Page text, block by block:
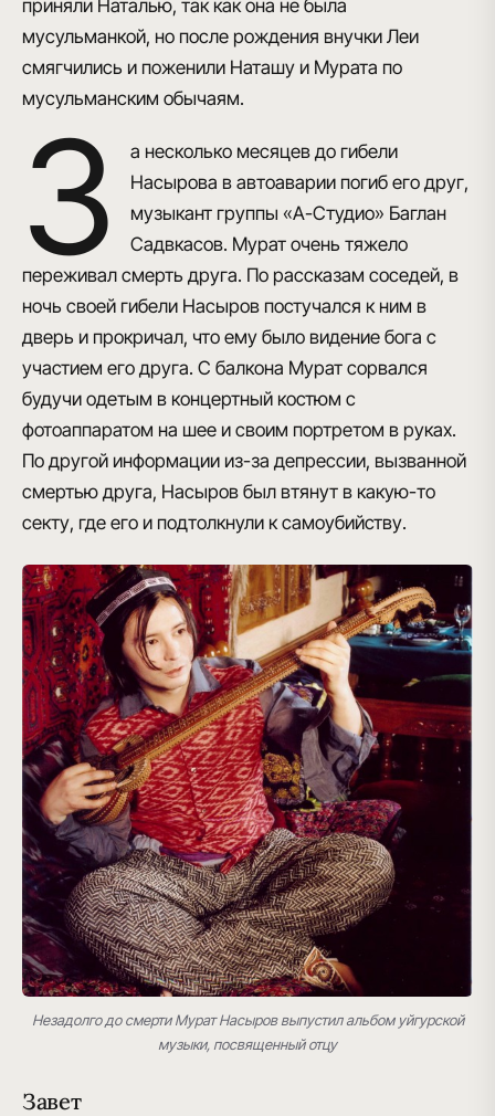
приняли Наталью, так как она не была
мусульманкой, но после рождения внучки Леи
смягчились и поженили Наташу и Мурата по
мусульманским обычаям.
З
а несколько месяцев до гибели
Насырова в автоаварии погиб его друг,
музыкант группы «А-Студио» Баглан
Садвкасов. Мурат очень тяжело
переживал смерть друга. По рассказам соседей, в
ночь своей гибели Насыров постучался к ним в
дверь и прокричал, что ему было видение бога с
участием его друга. С балкона Мурат сорвался
будучи одетым в концертный костюм с
фотоаппаратом на шее и своим портретом в руках.
По другой информации из-за депрессии, вызванной
смертью друга, Насыров был втянут в какую-то
секту, где его и подтолкнули к самоубийству.
Незадолго до смерти Мурат Насыров выпустил альбом уйгурской
музыки, посвященный отцу
Завет